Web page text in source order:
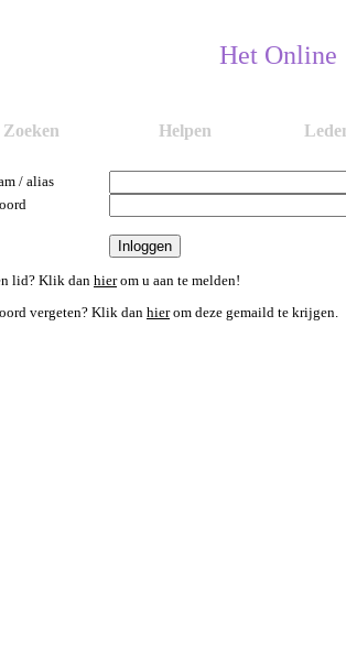
Het Online
Zoeken Helpen
/ alias
lid? Klik danhierom u aan te melden!
vergeten? Klik dan hierom deze gemaild te krijgen.